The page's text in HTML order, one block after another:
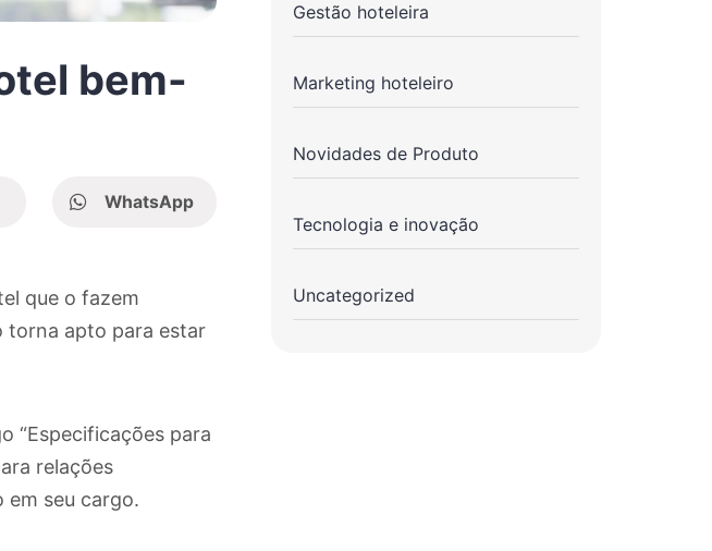
bem-
WhatsApp
que o fazem
torna apto para estar
“Especificações para
relações
em seu cargo.
Gestão hoteleira
Marketing hoteleiro
Novidades de Produto
Tecnologia e inovação
Uncategorized